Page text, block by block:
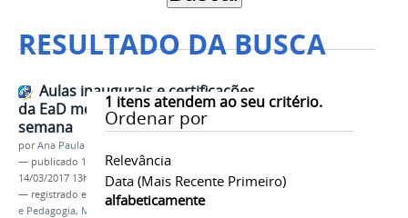
RESULTADO DA BUSCA
1 itens atendem ao seu critério.
Ordenar por
Relevância
Data (mais Recente Primeiro)
alfabeticamente
Aulas inaugurais e certificações
da EaD movimentam fim de
semana
porAna Paula Batista
— publicado 13/03/2017—última modificação
14/03/2017 13h30
— registrado em:
EaD, PROEN
Licenciaturas Física
e Pedagogia, Mucajaí